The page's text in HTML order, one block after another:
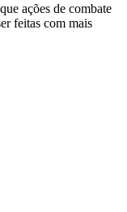
ações de combate
feitas com mais